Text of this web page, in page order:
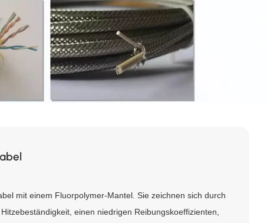
Español
mit einem Fluorpolymer-Mantel. Sie zeichnen sich durch
einen niedrigen Reibungskoeffizienten,